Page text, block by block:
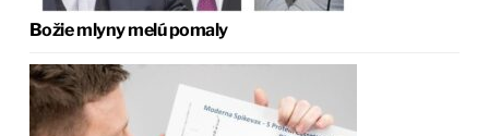
Božie mlyny melú pomaly